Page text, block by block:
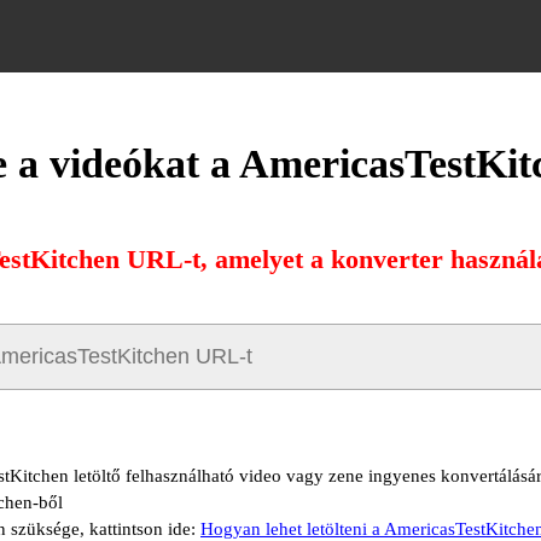
a videókat a
URL-t, amelyet a konverter
letöltő felhasználható video vagy zene ingyenes
ből
szüksége, kattintson ide: Hogyan lehet letölteni a